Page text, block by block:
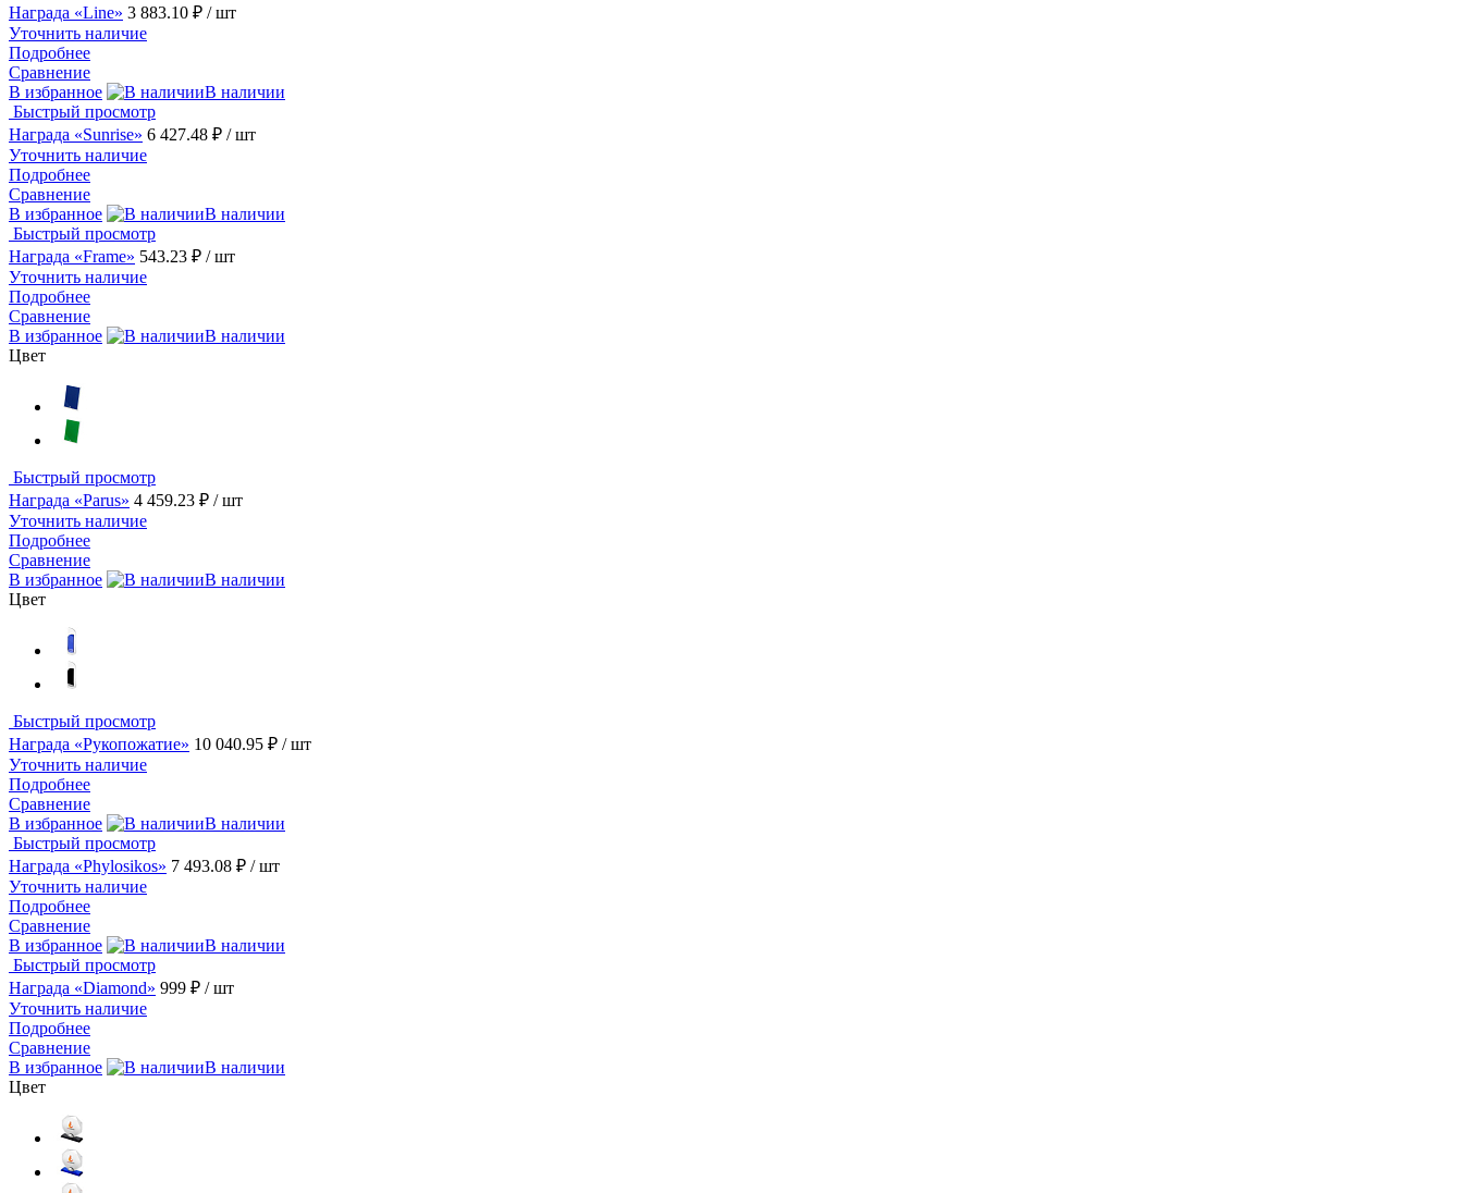
Награда «Line» 3 883.10 ₽ / шт
Уточнить наличие
Подробнее
Сравнение
В избранное
В наличии
Быстрый просмотр
Награда «Sunrise» 6 427.48 ₽ / шт
Уточнить наличие
Подробнее
Сравнение
В избранное
В наличии
Быстрый просмотр
Награда «Frame» 543.23 ₽ / шт
Уточнить наличие
Подробнее
Сравнение
В избранное
В наличии
Цвет
Быстрый просмотр
Награда «Parus» 4 459.23 ₽ / шт
Уточнить наличие
Подробнее
Сравнение
В избранное
В наличии
Цвет
Быстрый просмотр
Награда «Рукопожатие» 10 040.95 ₽ / шт
Уточнить наличие
Подробнее
Сравнение
В избранное
В наличии
Быстрый просмотр
Награда «Phylosikos» 7 493.08 ₽ / шт
Уточнить наличие
Подробнее
Сравнение
В избранное
В наличии
Быстрый просмотр
Награда «Diamond» 999 ₽ / шт
Уточнить наличие
Подробнее
Сравнение
В избранное
В наличии
Цвет